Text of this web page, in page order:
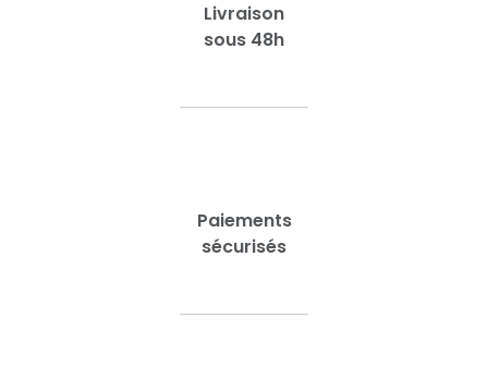
Livraison
sous 48h
Paiements
sécurisés